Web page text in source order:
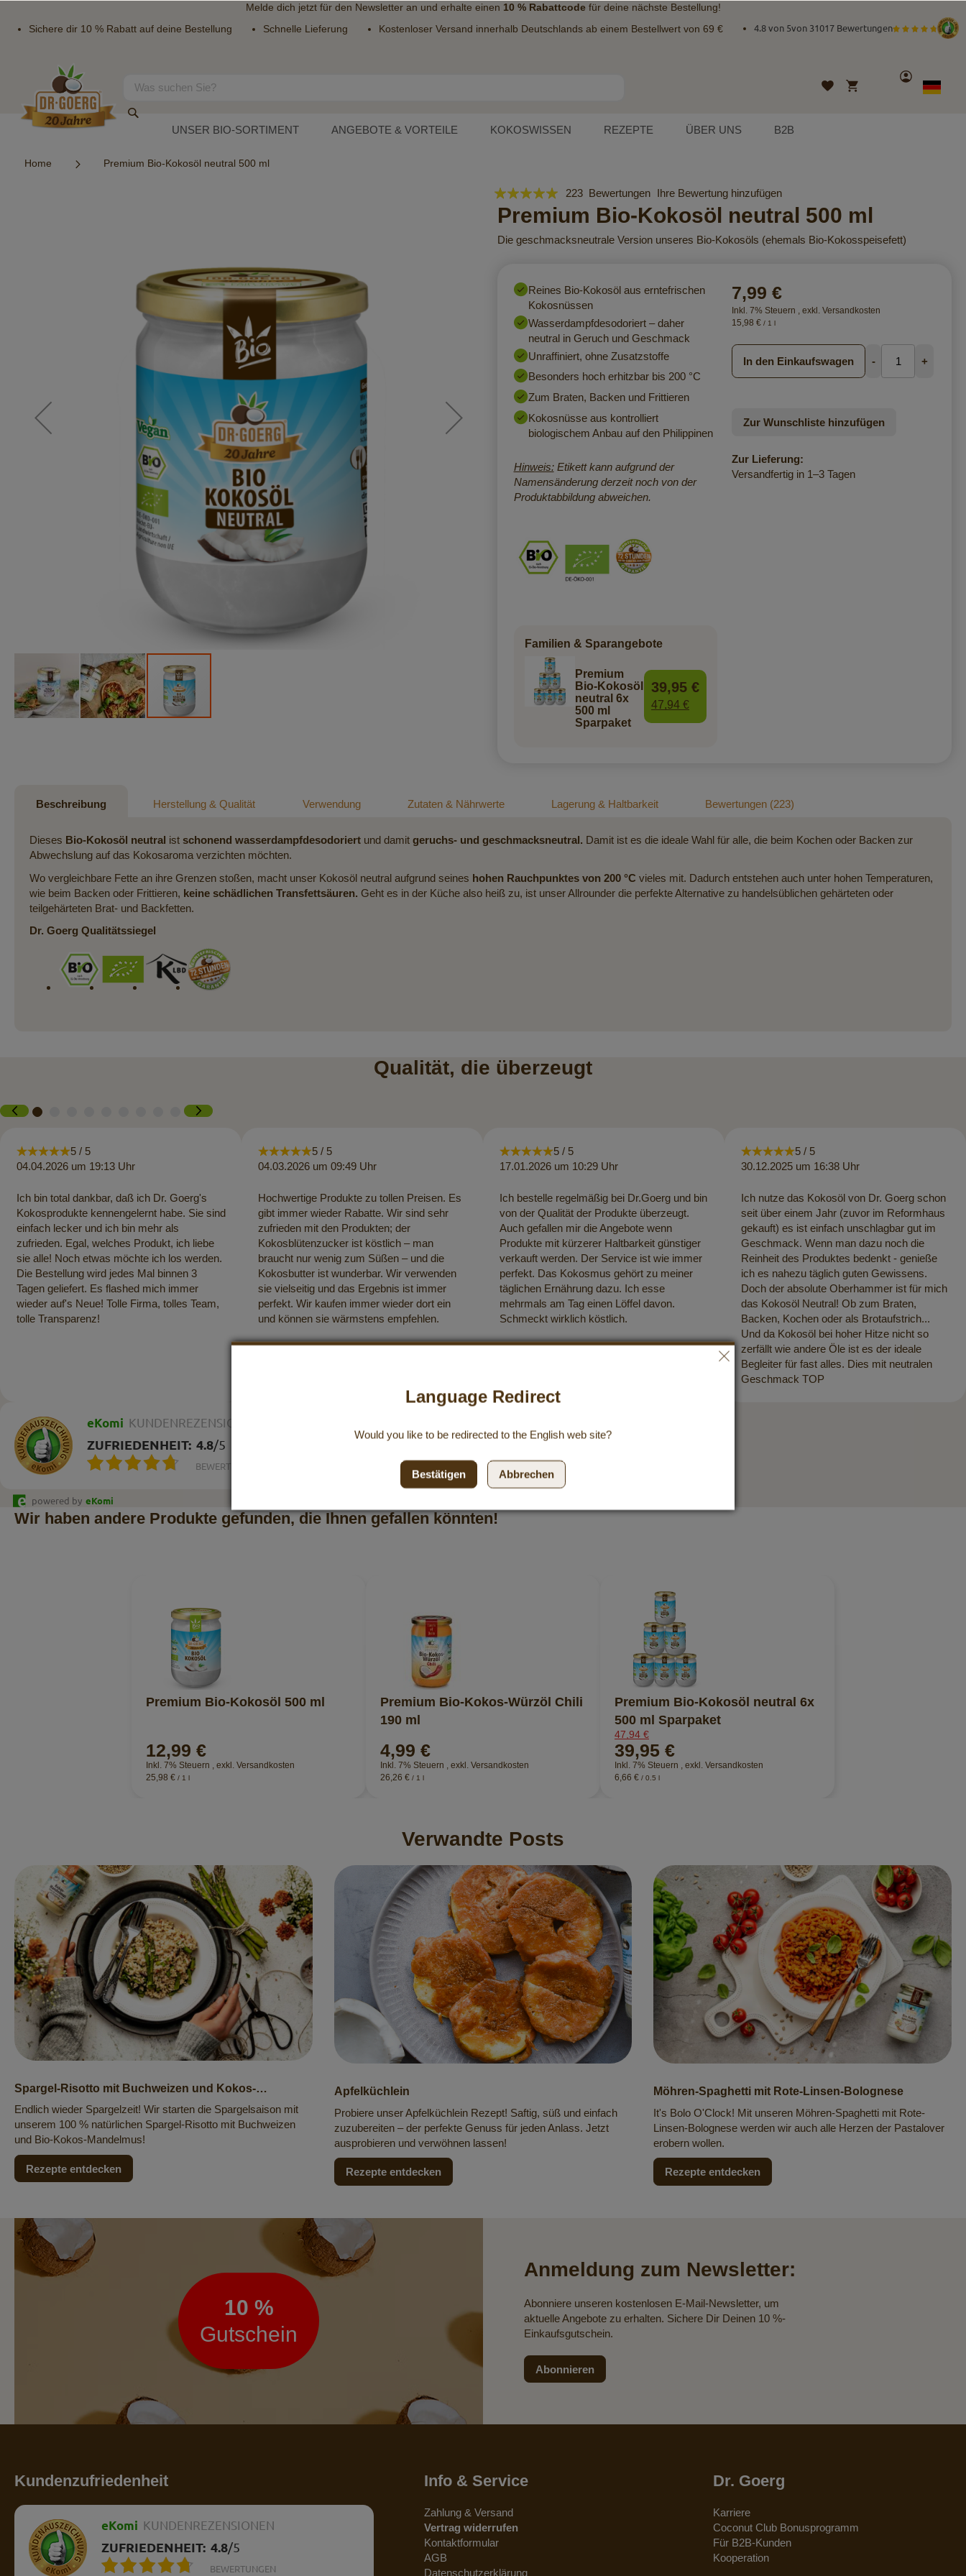
Melde dich jetzt für den Newsletteran und erhalte einen 10 % Rabattcodefür deine nächste Bestellung!
Sichere dir 10 % Rabatt auf deine Bestellung
Schnelle Lieferung Kostenloser Versand innerhalb Deutschlands ab einem Bestellwert von 69 € 4.8 von 5von 31017 Bewertungen
Inhalt
Suche
Wunschliste
Mein Warenkorb
Konto
Sprache
German
UNSER BIO-SORTIMENT ANGEBOTE & VORTEILE KOKOSWISSEN REZEPTE ÜBER UNS B2B
Home Premium Bio-Kokosöl neutral 500 ml
Bewertung:
98
% of100
223 Bewertungen Ihre Bewertung hinzufügen
Premium Bio-Kokosöl neutral 500 ml
Die geschmacksneutrale Version unseres Bio-Kokosöls (ehemals Bio-Kokosspeisefett)
Reines Bio-Kokosöl aus erntefrischen
Kokosnüssen
Wasserdampfdesodoriert – daher
neutral in Geruch und Geschmack
Unraffiniert, ohne Zusatzstoffe
Besonders hoch erhitzbar bis 200 °C
Zum Braten, Backen und Frittieren
Kokosnüsse aus kontrolliert
biologischem Anbau auf den Philippinen
Hinweis:Etikett kann aufgrund der
Namensänderung derzeit noch von der
Produktabbildung abweichen.
Familien & Sparangebote
Premium
Bio-Kokosöl
neutral 6x
500 ml
Sparpaket
39,95 €
47,94 €
7,99 €
Inkl. 7% Steuern , exkl. Versandkosten
15,98 € / 1 l
In den Einkaufswagen - +
Zur Wunschliste hinzufügen
Zur Lieferung:
Versandfertig in 1–3 Tagen
Beschreibung
Dieses Bio-Kokosöl neutral ist schonend wasserdampfdesodoriert und damit geruchs- und geschmacksneutral. Damit ist es die ideale Wahl für alle, die beim Kochen oder Backen zur
Abwechslung auf das Kokosaroma verzichten möchten.
Wo vergleichbare Fette an ihre Grenzen stoßen, macht unser Kokosöl neutral aufgrund seines hohen Rauchpunktes von 200 °C vieles mit. Dadurch entstehen auch unter hohen Temperaturen,
wie beim Backen oder Frittieren, keine schädlichen Transfettsäuren. Geht es in der Küche also heiß zu, ist unser Allrounder die perfekte Alternative zu handelsüblichen gehärteten oder
teilgehärteten Brat- und Backfetten.
Dr. Goerg Qualitätssiegel
Herstellung & Qualität Verwendung Zutaten & Nährwerte Lagerung & Haltbarkeit Bewertungen 223
Qualität, die überzeugt
5 / 5
04.04.2026 um 19:13 Uhr
Ich bin total dankbar, daß ich Dr. Goerg's
Kokosprodukte kennengelernt habe. Sie sind
einfach lecker und ich bin mehr als
zufrieden. Egal, welches Produkt, ich liebe
sie alle! Noch etwas möchte ich los werden.
Die Bestellung wird jedes Mal binnen 3
Tagen geliefert. Es flashed mich immer
wieder auf's Neue! Tolle Firma, tolles Team,
tolle Transparenz!
5 / 5
04.03.2026 um 09:49 Uhr
Hochwertige Produkte zu tollen Preisen. Es
gibt immer wieder Rabatte. Wir sind sehr
zufrieden mit den Produkten; der
Kokosblütenzucker ist köstlich – man
braucht nur wenig zum Süßen – und die
Kokosbutter ist wunderbar. Wir verwenden
sie vielseitig und das Ergebnis ist immer
perfekt. Wir kaufen immer wieder dort ein
und können sie wärmstens empfehlen.
5 / 5
17.01.2026 um 10:29 Uhr
Ich bestelle regelmäßig bei Dr.Goerg und bin
von der Qualität der Produkte überzeugt.
Auch gefallen mir die Angebote wenn
Produkte mit kürzerer Haltbarkeit günstiger
verkauft werden. Der Service ist wie immer
perfekt. Das Kokosmus gehört zu meiner
täglichen Ernährung dazu. Ich esse
mehrmals am Tag einen Löffel davon.
Schmeckt wirklich köstlich.
5 / 5
30.12.2025 um 16:38 Uhr
Ich nutze das Kokosöl von Dr. Goerg schon
seit über einem Jahr (zuvor im Reformhaus
gekauft) es ist einfach unschlagbar gut im
Geschmack. Wenn man dazu noch die
Reinheit des Produktes bedenkt - genieße
ich es nahezu täglich guten Gewissens.
Doch der absolute Oberhammer ist für mich
das Kokosöl Neutral! Ob zum Braten,
Backen, Kochen oder als Brotaufstrich...
Und da Kokosöl bei hoher Hitze nicht so
zerfällt wie andere Öle ist es der ideale
Begleiter für fast alles. Dies mit neutralen
Geschmack TOP
eKomi KUNDENREZENSIONEN
ZUFRIEDENHEIT: 4.8/5
BEWERTUNGEN
powered by eKomi
Wir haben andere Produkte gefunden, die Ihnen gefallen könnten!
Premium Bio-Kokosöl 500 ml
12,99 €
Inkl. 7% Steuern , exkl. Versandkosten
25,98 € / 1 l
Premium Bio-Kokos-Würzöl Chili
190 ml
4,99 €
Inkl. 7% Steuern , exkl. Versandkosten
26,26 € / 1 l
Premium Bio-Kokosöl neutral 6x
500 ml Sparpaket
47,94 €
39,95 €
Inkl. 7% Steuern , exkl. Versandkosten
6,66 € / 0.5 l
Verwandte Posts
Spargel-Risotto mit Buchweizen und Kokos-
Endlich wieder Spargelzeit! Wir starten die Spargelsaison mit
unserem 100 % natürlichen Spargel-Risotto mit Buchweizen
und Bio-Kokos-Mandelmus!
Rezepte entdecken
Apfelküchlein
Probiere unser Apfelküchlein Rezept! Saftig, süß und einfach
zuzubereiten – der perfekte Genuss für jeden Anlass. Jetzt
ausprobieren und verwöhnen lassen!
Rezepte entdecken
Möhren-Spaghetti mit Rote-Linsen-Bolognese
It's Bolo O'Clock! Mit unseren Möhren-Spaghetti mit Rote-
Linsen-Bolognese werden wir auch alle Herzen der Pastalover
erobern wollen.
Rezepte entdecken
Newsletter
10 %
Gutschein
Anmeldung zum Newsletter:
Abonniere unseren kostenlosen E-Mail-Newsletter, um
aktuelle Angebote zu erhalten. Sichere Dir Deinen 10 %-
Einkaufsgutschein.
Abonnieren
Kundenzufriedenheit
eKomi KUNDENREZENSIONEN
ZUFRIEDENHEIT: 4.8/5
BEWERTUNGEN
Info & Service
Zahlung & Versand
Vertrag widerrufen
Kontaktformular
AGB
Datenschutzerklärung
Dr. Goerg
Karriere
Coconut Club Bonusprogramm
Für B2B-Kunden
Kooperation
Language Redirect
Would you like to be redirected to the English web site?
Bestätigen Abbrechen